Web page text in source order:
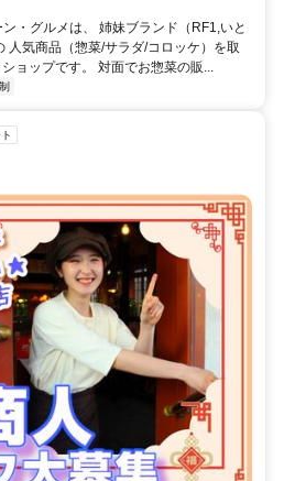
・グルメは、 姉妹ブランド（RF1,いと
人気商品（惣菜/サラダ/コロッケ）を取
ョップです。 対面でお惣菜の販...